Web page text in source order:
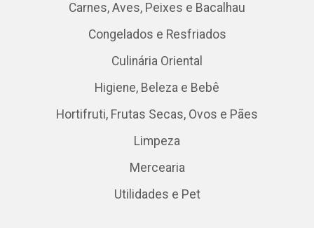
Carnes, Aves, Peixes e Bacalhau
Congelados e Resfriados
Culinária Oriental
Higiene, Beleza e Bebê
Hortifruti, Frutas Secas, Ovos e Pães
Limpeza
Mercearia
Utilidades e Pet